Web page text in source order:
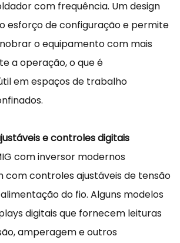
com frequência. Um design
esforço de configuração e permite
o equipamento com mais
a operação, o que é
em espaços de trabalho
e controles digitais
com inversor modernos
com controles ajustáveis de tensão
do fio. Alguns modelos
digitais que fornecem leituras
amperagem e outros